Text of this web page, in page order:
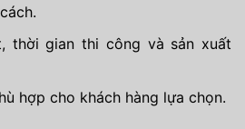
thời gian thi công và sản xuất
hợp cho khách hàng lựa chọn.